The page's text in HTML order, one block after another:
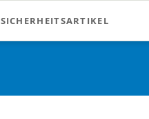
SICHERHEITSARTIKEL